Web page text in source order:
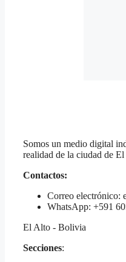
Somos un medio digital
realidad de la ciudad de
Contactos:
Correo electrónico:
WhatsApp: +591
El Alto - Bolivia
Secciones: